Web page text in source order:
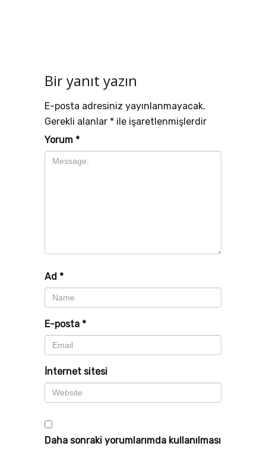
Bir yanıt yazın
E-posta adresiniz yayınlanmayacak.
Gerekli alanlar * ile işaretlenmişlerdir
Yorum *
Ad *
E-posta *
İnternet sitesi
Daha sonraki yorumlarımda kullanılması